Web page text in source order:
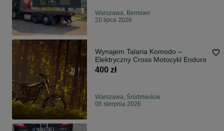
Warszawa, Bemowo
20 lipca 2026
Wynajem Talaria Komodo –
Elektryczny Cross Motocykl Enduro
400 zł
Warszawa, Śródmieście
06 sierpnia 2026